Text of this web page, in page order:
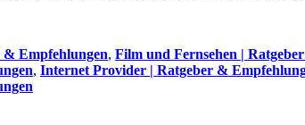
& Empfehlungen, Film und Fernsehen |
, Internet Provider | Ratgeber &